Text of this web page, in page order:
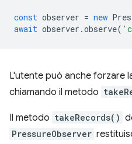
const observer = new
await observer .observe(
L'utente può anche forzare
chiamando il metodo
Il metodo takeRecords()
PressureObserver